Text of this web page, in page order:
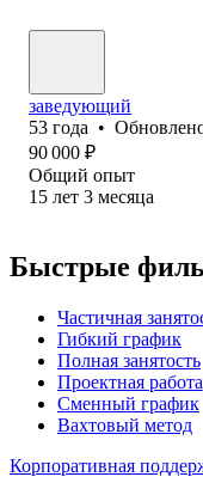
заведующий
53 года •
90 000 ₽
Общий опыт
15 лет 3 месяца
Быстрые
Частичная
Гибкий график
Полная занятость
Проектная работа
Сменный график
Вахтовый метод
Корпоративная